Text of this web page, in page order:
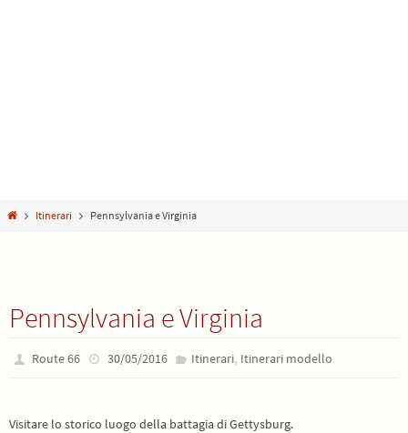
HomeItinerari Pennsylvania e Virginia
Pennsylvania e Virginia
Route 66 30/05/2016 Itinerari, Itinerari modello
Visitare lo storico luogo della battagia di Gettysburg.